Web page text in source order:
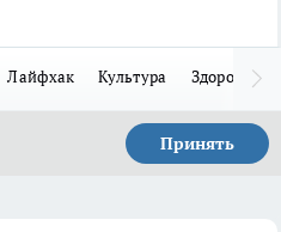
Лайфхак Культура Здоровье
Принять